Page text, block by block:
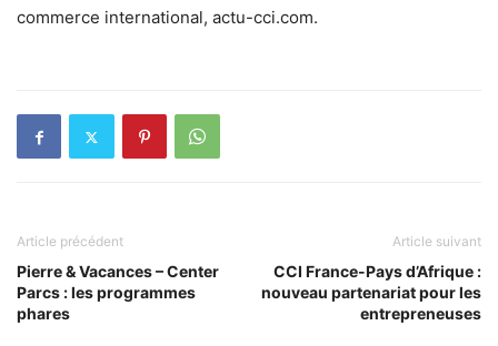
commerce international, actu-cci.com.
Article précédent
Pierre & Vacances – Center
Parcs : les programmes
phares
Article suivant
CCI France-Pays d’Afrique :
nouveau partenariat pour les
entrepreneuses